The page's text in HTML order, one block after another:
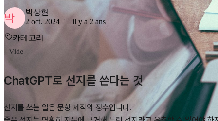
박
박상현
2 oct. 2024
il y a 2 ans
카테고리
Vide
ChatGPT로 선지를 쓴다는 것
선지를 쓰는 일은 문항 제작의 정수입니다.